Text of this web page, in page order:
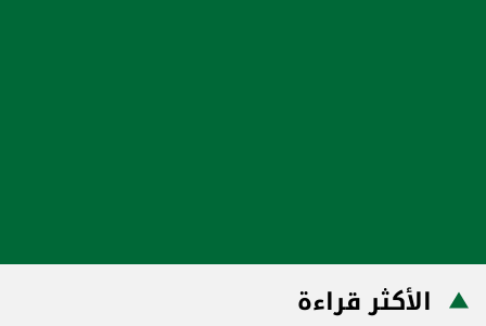
الأكثر قراءة